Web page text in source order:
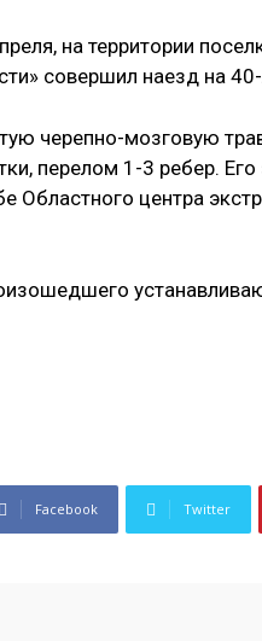
на территории
совершил наезд на
черепно-мозговую
перелом 1-3 ребер.
Областного центра
Facebook Twitter